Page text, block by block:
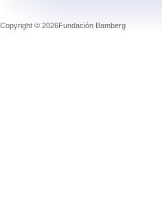
Copyright © 2026Fundación Bamberg